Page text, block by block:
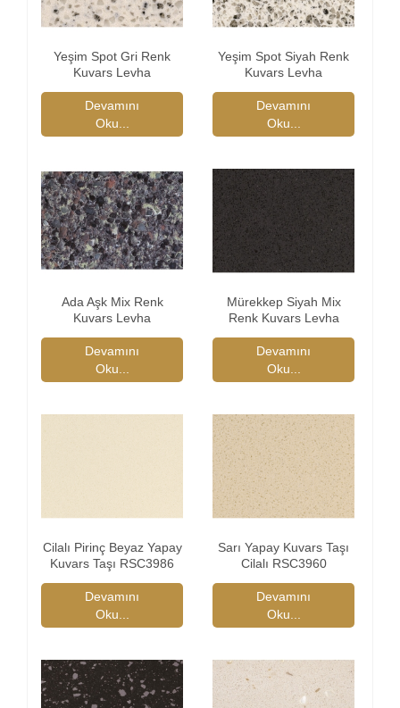
Yeşim Spot Gri Renk
Kuvars Levha
Devamını
Oku...
Yeşim Spot Siyah Renk
Kuvars Levha
Devamını
Oku...
Ada Aşk Mix Renk
Kuvars Levha
Devamını
Oku...
Mürekkep Siyah Mix
Renk Kuvars Levha
Devamını
Oku...
Cilalı Pirinç Beyaz Yapay
Kuvars Taşı RSC3986
Devamını
Oku...
Sarı Yapay Kuvars Taşı
Cilalı RSC3960
Devamını
Oku...